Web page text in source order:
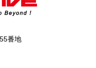
番地